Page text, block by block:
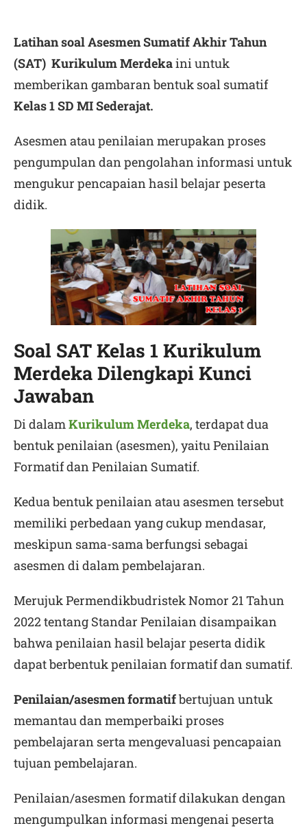
Latihan soal Asesmen Sumatif Akhir Tahun
(SAT) Kurikulum Merdekaini untuk
memberikan gambaran bentuk soal sumatif
Kelas 1 SD MI Sederajat.
Asesmen atau penilaian merupakan proses
pengumpulan dan pengolahan informasi untuk
mengukur pencapaian hasil belajar peserta
didik.
Soal SAT Kelas 1 Kurikulum
Merdeka Dilengkapi Kunci
Jawaban
Di dalamKurikulum Merdeka, terdapat dua
bentuk penilaian (asesmen), yaitu Penilaian
Formatif dan Penilaian Sumatif.
Kedua bentuk penilaian atau asesmen tersebut
memiliki perbedaan yang cukup mendasar,
meskipun sama-sama berfungsi sebagai
asesmen di dalam pembelajaran.
Merujuk Permendikbudristek Nomor 21 Tahun
2022 tentang Standar Penilaian disampaikan
bahwa penilaian hasil belajar peserta didik
dapat berbentuk penilaian formatif dan sumatif.
Penilaian/asesmen formatifbertujuan untuk
memantau dan memperbaiki proses
pembelajaran serta mengevaluasi pencapaian
tujuan pembelajaran.
Penilaian/asesmen formatif dilakukan dengan
mengumpulkan informasi mengenai peserta